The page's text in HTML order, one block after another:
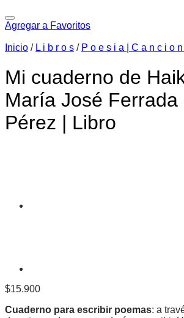
Agregar a Favoritos
Inicio / L i b r o s / P o e s i a | C a n c i o n
Mi cuaderno de
María José Ferrada
Pérez | Libro
$15.900
Cuaderno para escribir poemas: a